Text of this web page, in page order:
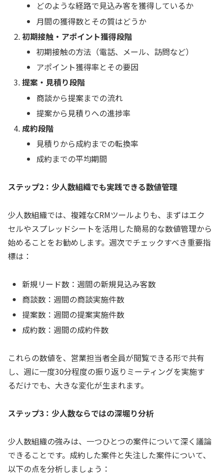
どのような経路で見込み客を獲得しているか
月間の獲得数とその質はどうか
初期接触・アポイント獲得段階
初期接触の方法（電話、メール、訪問など）
アポイント獲得率とその要因
提案・見積り段階
商談から提案までの流れ
提案から見積りへの進捗率
成約段階
見積りから成約までの転換率
成約までの平均期間
ステップ2：少人数組織でも実践できる数値管理
少人数組織では、複雑なCRMツールよりも、まずはエク
セルやスプレッドシートを活用した簡易的な数値管理から
始めることをお勧めします。週次でチェックすべき重要指
標は：
新規リード数：週間の新規見込み客数
商談数：週間の商談実施件数
提案数：週間の提案実施件数
成約数：週間の成約件数
これらの数値を、営業担当者全員が閲覧できる形で共有
し、週に一度30分程度の振り返りミーティングを実施す
るだけでも、大きな変化が生まれます。
ステップ3：少人数ならではの深堀り分析
少人数組織の強みは、一つひとつの案件について深く議論
できることです。成約した案件と失注した案件について、
以下の点を分析しましょう：